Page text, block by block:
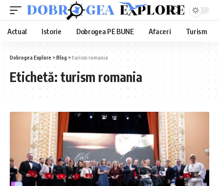
Actual Istorie Dobrogea PE BUNE Afaceri Turism
Dobrogea Explore >Blog >turism romania
Etichetă: turism romania